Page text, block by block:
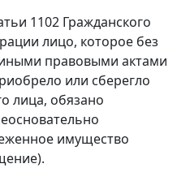
1102 Гражданского
лицо, которое без
правовыми актами
или сберегло
лица, обязано
имущество